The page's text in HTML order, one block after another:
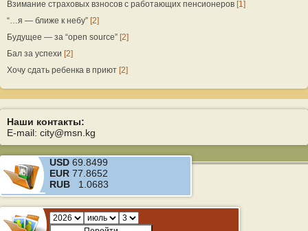
Взимание страховых взносов с работающих пенсионеров [1]
“…я — ближе к небу” [2]
Будущее — за “open source” [2]
Бал за успехи [2]
Хочу сдать ребенка в приют [2]
Наши контакты:
E-mail: city@msn.kg
USD 69.8499
EUR 77.8652
RUB 1.0683